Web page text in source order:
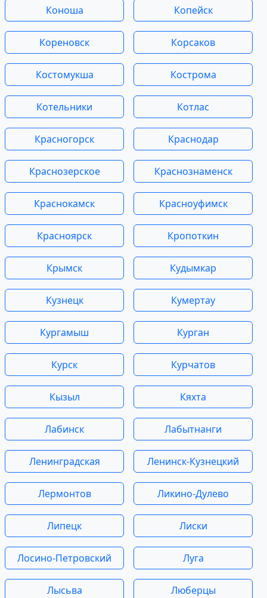
Коноша Копейск
Кореновск Корсаков
Костомукша Кострома
Котельники Котлас
Красногорск Краснодар
Краснозерское Краснознаменск
Краснокамск Красноуфимск
Красноярск Кропоткин
Крымск Кудымкар
Кузнецк Кумертау
Кургамыш Курган
Курск Курчатов
Кызыл Кяхта
Лабинск Лабытнанги
Ленинградская Ленинск-Кузнецкий
Лермонтов Ликино-Дулево
Липецк Лиски
Лосино-Петровский Луга
Лысьва Люберцы